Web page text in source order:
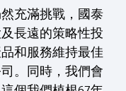
充滿挑戰，國泰
長遠的策略性投
和服務維持最佳
。同時，我們會